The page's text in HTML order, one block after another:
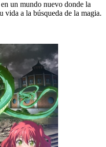
un mundo nuevo donde la
vida a la búsqueda de la magia.